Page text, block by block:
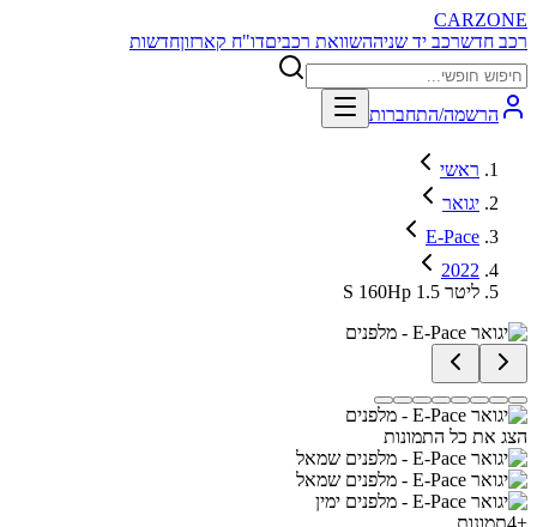
CARZONE
רכב חדשרכב יד שניההשוואת רכביםדו"ח קארזוןחדשות
הרשמה/התחברות
ראשי
יגואר
E-Pace
2022
S 160Hp 1.5 ליטר
הצג את כל התמונות
+
4תמונות